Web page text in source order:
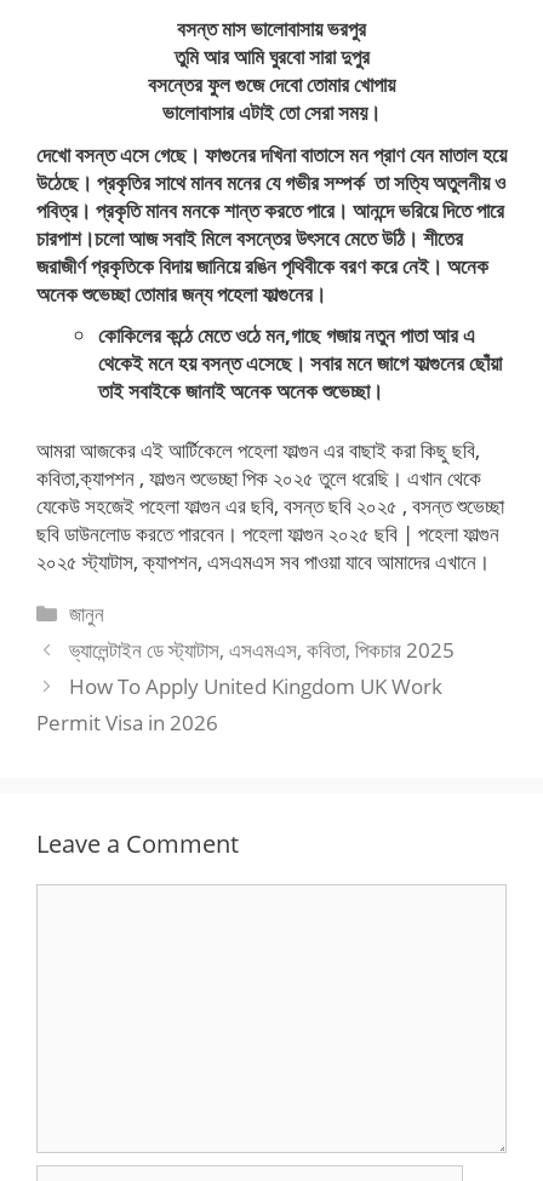
বসন্ত মাস ভালোবাসায় ভরপুর
তুমি আর আমি ঘুরবো সারা দুপুর
বসন্তের ফুল গুজে দেবো তোমার খোপায়
ভালোবাসার এটাই তো সেরা সময়।
দেখো বসন্ত এসে গেছে। ফাগুনের দখিনা বাতাসে মন প্রাণ যেন মাতাল হয়ে
উঠেছে। প্রকৃতির সাথে মানব মনের যে গভীর সম্পর্ক তা সত্যি অতুলনীয় ও
পবিত্র। প্রকৃতি মানব মনকে শান্ত করতে পারে। আনন্দে ভরিয়ে দিতে পারে
চারপাশ।চলো আজ সবাই মিলে বসন্তের উৎসবে মেতে উঠি। শীতের
জরাজীর্ণ প্রকৃতিকে বিদায় জানিয়ে রঙিন পৃথিবীকে বরণ করে নেই। অনেক
অনেক শুভেচ্ছা তোমার জন্য পহেলা ফাল্গুনের।
কোকিলের কন্ঠে মেতে ওঠে মন,গাছে গজায় নতুন পাতা আর এ
থেকেই মনে হয় বসন্ত এসেছে। সবার মনে জাগে ফাল্গুনের ছোঁয়া
তাই সবাইকে জানাই অনেক অনেক শুভেচ্ছা।
আমরা আজকের এই আর্টিকেলে পহেলা ফাল্গুন এর বাছাই করা কিছু ছবি,
কবিতা,ক্যাপশন , ফাল্গুন শুভেচ্ছা পিক ২০২৫ তুলে ধরেছি। এখান থেকে
যেকেউ সহজেই পহেলা ফাল্গুন এর ছবি, বসন্ত ছবি ২০২৫ , বসন্ত শুভেচ্ছা
ছবি ডাউনলোড করতে পারবেন। পহেলা ফাল্গুন ২০২৫ ছবি | পহেলা ফাল্গুন
২০২৫ স্ট্যাটাস, ক্যাপশন, এসএমএস সব পাওয়া যাবে আমাদের এখানে।
Categories
জানুন
ভ্যালেন্টাইন ডে স্ট্যাটাস, এসএমএস, কবিতা, পিকচার 2025
How To Apply United Kingdom UK Work
Permit Visa in 2026
Leave a Comment